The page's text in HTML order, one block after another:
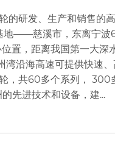
的研发、生产和销售的
地——慈溪市，东离宁
置，距离我国第一大
沿海高速可提供快速
，共60多个系列， 300
先进技术和设备，建...